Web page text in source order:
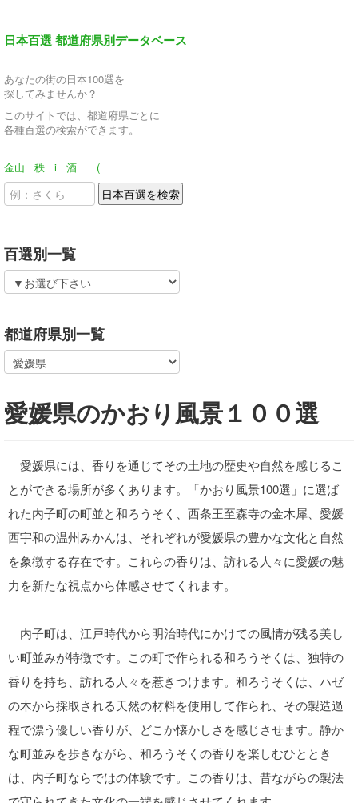
日本百選 都道府県別データベース
あなたの街の日本100選を
探してみませんか？
このサイトでは、都道府県ごとに
各種百選の検索ができます。
金山 秩 i 酒 (
百選別一覧
都道府県別一覧
愛媛県のかおり風景１００選
愛媛県には、香りを通じてその土地の歴史や自然を感じるこ
とができる場所が多くあります。「かおり風景100選」に選ば
れた内子町の町並と和ろうそく、西条王至森寺の金木犀、愛媛
西宇和の温州みかんは、それぞれが愛媛県の豊かな文化と自然
を象徴する存在です。これらの香りは、訪れる人々に愛媛の魅
力を新たな視点から体感させてくれます。
内子町は、江戸時代から明治時代にかけての風情が残る美し
い町並みが特徴です。この町で作られる和ろうそくは、独特の
香りを持ち、訪れる人々を惹きつけます。和ろうそくは、ハゼ
の木から採取される天然の材料を使用して作られ、その製造過
程で漂う優しい香りが、どこか懐かしさを感じさせます。静か
な町並みを歩きながら、和ろうそくの香りを楽しむひととき
は、内子町ならではの体験です。この香りは、昔ながらの製法